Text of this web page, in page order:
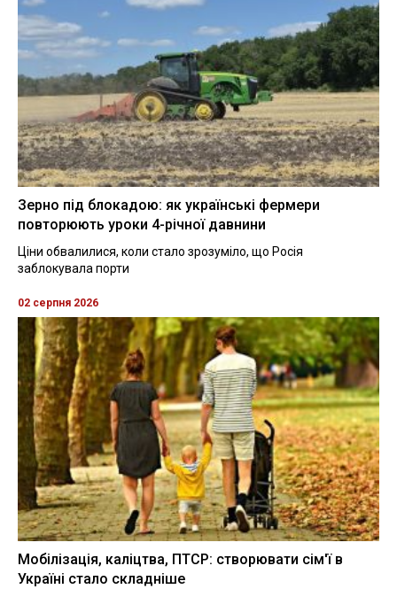
Зерно під блокадою: як українські фермери
повторюють уроки 4-річної давнини
Ціни обвалилися, коли стало зрозуміло, що Росія
заблокувала порти
02 серпня 2026
Мобілізація, каліцтва, ПТСР: створювати сім'ї в
Україні стало складніше